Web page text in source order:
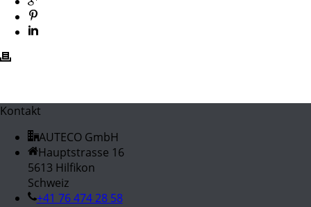
Kontakt
AUTECO GmbH
Hauptstrasse 16
5613 Hilfikon
Schweiz
+41 76 474 28 58